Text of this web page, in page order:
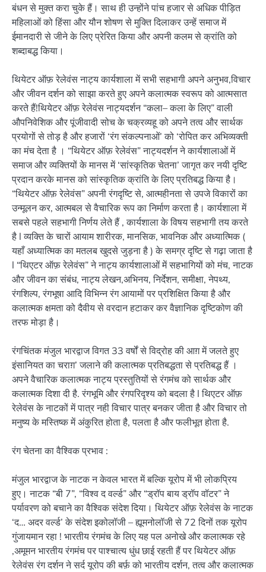
बंधन से मुक्त करा चुके हैं। साथ ही उन्होंने पांच हजार से अधिक पीड़ित
महिलाओं को हिंसा और यौन शोषण से मुक्ति दिलाकर उन्हें समाज में
ईमानदारी से जीने के लिए प्रेरित किया और अपनी कलम से क्रांति को
शब्दाबद्ध किया।
थियेटर ऑफ़ रेलेवंस नाट्य कार्यशाला में सभी सहभागी अपने अनुभव,विचार
और जीवन दर्शन को साझा करते हुए अपने कलात्मक स्वरूप को आत्मसात
करते हैं!थियेटर ऑफ़ रेलेवंस नाट्यदर्शन “कला– कला के लिए” वाली
औपनिवेशिक और पूंजीवादी सोच के चक्रव्यहू को अपने तत्व और सार्थक
प्रयोगों से तोड़ है और हजारों ‘रंग संकल्पनाओं’ को ‘रोपित कर अभिव्यक्ती
का मंच देता है । “थियेटर ऑफ़ रेलेवंस” नाट्यदर्शन ने कार्यशालाओं में
समाज और व्यक्तियों के मानस में ‘सांस्कृतिक चेतना’ जागृत कर नयी दृष्टि
प्रदान करके मानस को सांस्कृतिक क्रांति के लिए प्रतिबद्ध किया है।
“थियेटर ऑफ़ रेलेवंस” अपनी रंगदृष्टि से, आत्महीनता से उपजे विकारों का
उन्मूलन कर, आत्मबल से वैचारिक रूप का निर्माण करता है। कार्यशाला में
सबसे पहले सहभागी निर्णय लेते हैं , कार्यशाला के विषय सहभागी तय करते
है l व्यक्ति के चारों आयाम शारीरक, मानसिक, भावनिक और अध्यात्मिक (
यहाँ अध्यात्मिक का मतलब खुदसे जुड़ना है ) के समग्र दृष्टि से गढ़ा जाता है
l “थिएटर ऑफ़ रेलेवंस” ने नाट्य कार्यशालाओं में सहभागियों को मंच, नाटक
और जीवन का संबंध, नाट्य लेखन,अभिनय, निर्देशन, समीक्षा, नेपथ्य,
रंगशिल्प, रंगभूषा आदि विभिन्न रंग आयामों पर प्रशिक्षित किया है और
कलात्मक क्षमता को दैवीय से वरदान हटाकर कर वैज्ञानिक दृष्टिकोण की
तरफ मोड़ा है।
रंगचिंतक मंजुल भारद्वाज विगत 33 वर्षों से विद्रोह की आग़ में जलते हुए
इंसानियत का चराग़’ जलाने की कलात्मक प्रतिबद्धता से प्रतिबद्ध हैं ।
अपने वैचारिक कलात्मक नाट्य प्रस्तुतियों से रंगमंच को सार्थक और
कलात्मक दिशा दी है. रंगभूमि और रंगपरिदृश्य को बदला है l थिएटर ऑफ़
रेलेवंस के नाटकों में पात्र नही विचार पात्र बनकर जीता है और विचार तो
मनुष्य के मस्तिष्क में अंकुरित होता है, पलता है और फलीभूत होता है.
रंग चेतना का वैश्विक प्रभाव :
मंजुल भारद्वाज के नाटक न केवल भारत में बल्कि यूरोप में भी लोकप्रिय
हुए। नाटक “बी 7”, “विश्व द वर्ल्ड” और “ड्रॉप बाय ड्रॉप वॉटर” ने
पर्यावरण को बचाने का वैश्विक संदेश दिया। थियेटर ऑफ़ रेलेवंस के नाटक
‘द… अदर वर्ल्ड’ के संदेश इकोलॉजी – ह्यूमनोलॉजी से 72 दिनों तक यूरोप
गुंजायमान रहा ! भारतीय रंगमंच के लिए यह पल अनोखे और कलात्मक रहे
,अमूमन भारतीय रंगमंच पर पाश्चात्य धुंध छाई रहती हैं पर थियेटर ऑफ़
रेलेवंस रंग दर्शन ने सर्द यूरोप की बर्फ़ को भारतीय दर्शन, तत्व और कलात्मक